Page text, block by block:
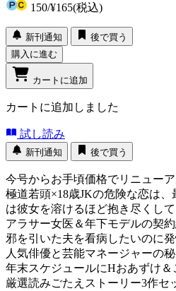
150/¥165(税込)
新刊通知
後で買う
購入に進む
カートに追加
カートに追加しました
試し読み
新刊通知 後で買う
今号からお手頃価格でリニュー
極道若頭×18歳JKの危険な恋は
は彼女を溶けるほど抱き尽くし
アラサー女医＆年下モデルの契
邪を引いた夫を看病したいの
人気俳優と芸能マネージャーの
年末スケジュールにHおあずけ
厳選読みごたえストーリー3作